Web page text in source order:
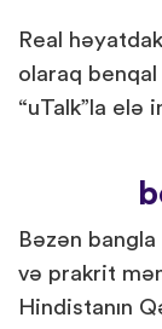
Real
olaraq benqal
“uTalk”la elə
Bəzən
və prakrit
Hindistanın